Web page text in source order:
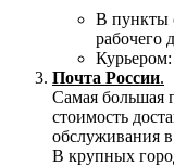
В пункты
рабочего
Курьером:
Почта России.
Самая большая
стоимость
обслуживания
В крупных